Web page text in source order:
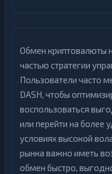
Обмен криптовалюты
частью стратегии
Пользователи часто
DASH, чтобы
воспользоваться
или перейти на более
условиях высокой
рынка важно иметь
обмен быстро,